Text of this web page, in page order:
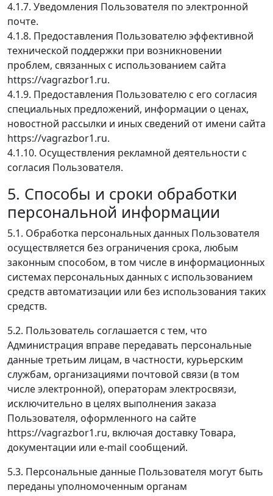
4.1.7. Уведомления Пользователя по электронной
почте.
4.1.8. Предоставления Пользователю эффективной
технической поддержки при возникновении
проблем, связанных с использованием сайта
https://vagrazbor1.ru.
4.1.9. Предоставления Пользователю с его согласия
специальных предложений, информации о ценах,
новостной рассылки и иных сведений от имени сайта
https://vagrazbor1.ru.
4.1.10. Осуществления рекламной деятельности с
согласия Пользователя.
5. Способы и сроки обработки
персональной информации
5.1. Обработка персональных данных Пользователя
осуществляется без ограничения срока, любым
законным способом, в том числе в информационных
системах персональных данных с использованием
средств автоматизации или без использования таких
средств.
5.2. Пользователь соглашается с тем, что
Администрация вправе передавать персональные
данные третьим лицам, в частности, курьерским
службам, организациями почтовой связи (в том
числе электронной), операторам электросвязи,
исключительно в целях выполнения заказа
Пользователя, оформленного на сайте
https://vagrazbor1.ru, включая доставку Товара,
документации или e-mail сообщений.
5.3. Персональные данные Пользователя могут быть
переданы уполномоченным органам